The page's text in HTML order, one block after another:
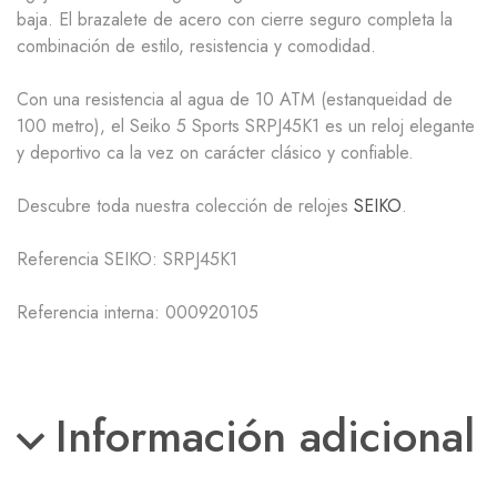
baja. El brazalete de acero con cierre seguro completa la
combinación de estilo, resistencia y comodidad.
Con una resistencia al agua de 10 ATM (estanqueidad de
100 metro), el Seiko 5 Sports SRPJ45K1 es un reloj elegante
y deportivo ca la vez on carácter clásico y confiable.
Descubre toda nuestra colección de relojes SEIKO.
Referencia SEIKO: SRPJ45K1
Referencia interna: 000920105
Información adicional